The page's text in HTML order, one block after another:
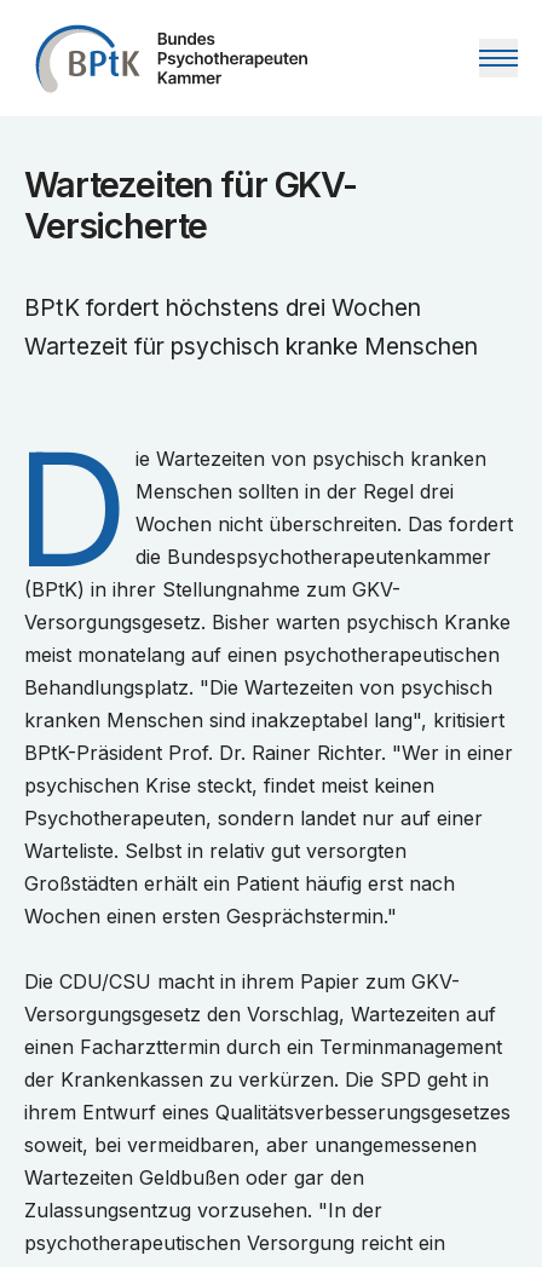
Zum Inhalt springen
Wartezeiten für GKV-
Versicherte
BPtK fordert höchstens drei Wochen
Wartezeit für psychisch kranke Menschen
D
ie Wartezeiten von psychisch kranken
Menschen sollten in der Regel drei
Wochen nicht überschreiten. Das fordert
die Bundespsychotherapeutenkammer
(BPtK) in ihrer Stellungnahme zum GKV-
Versorgungsgesetz. Bisher warten psychisch Kranke
meist monatelang auf einen psychotherapeutischen
Behandlungsplatz. "Die Wartezeiten von psychisch
kranken Menschen sind inakzeptabel lang", kritisiert
BPtK-Präsident Prof. Dr. Rainer Richter. "Wer in einer
psychischen Krise steckt, findet meist keinen
Psychotherapeuten, sondern landet nur auf einer
Warteliste. Selbst in relativ gut versorgten
Großstädten erhält ein Patient häufig erst nach
Wochen einen ersten Gesprächstermin."
Die CDU/CSU macht in ihrem Papier zum GKV-
Versorgungsgesetz den Vorschlag, Wartezeiten auf
einen Facharzttermin durch ein Terminmanagement
der Krankenkassen zu verkürzen. Die SPD geht in
ihrem Entwurf eines Qualitätsverbesserungsgesetzes
soweit, bei vermeidbaren, aber unangemessenen
Wartezeiten Geldbußen oder gar den
Zulassungsentzug vorzusehen. "In der
psychotherapeutischen Versorgung reicht ein